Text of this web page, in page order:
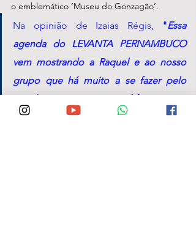
o emblemático ‘Museu do Gonzagão’.
Na opinião de Izaias Régis, "Essa
agenda do LEVANTA PERNAMBUCO
vem mostrando a Raquel e ao nosso
grupo que há muito a se fazer pelo
melhor por todas as nossas regiões. O